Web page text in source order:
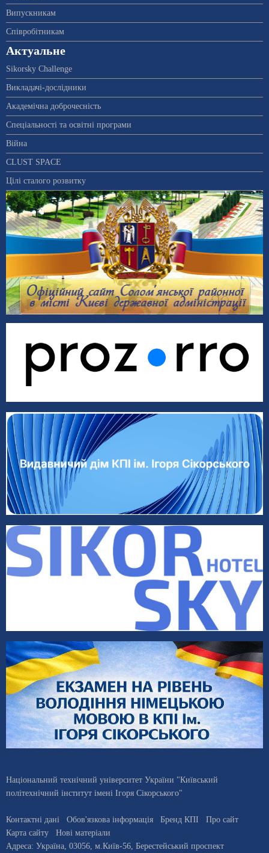
Випускникам
Співробітникам
Актуальне
Sikorsky Challenge
Викладачі-дослідники
Академічна доброчесність
Спеціальності та освітні програми
Війна
CLUST SPACE
Цілі сталого розвитку
Національний технічний університет України "Київський
політехнічний інститут імені Ігоря Сікорського"
Контактні дані Обов'язкова інформація Бренд КПІ
Про сайт
Карта сайту
Нові матеріали
Адреса: Україна 03056 , м. Київ-56, Берестейський проспект